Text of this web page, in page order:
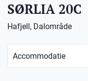
SØRLIA 20C
Hafjell, Dalområde